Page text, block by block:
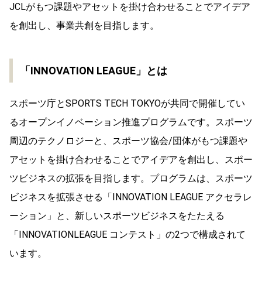
JCLがもつ課題やアセットを掛け合わせることでアイデア
を創出し、事業共創を目指します。
「INNOVATION LEAGUE」とは
スポーツ庁とSPORTS TECH TOKYOが共同で開催してい
るオープンイノベーション推進プログラムです。スポーツ
周辺のテクノロジーと、スポーツ協会/団体がもつ課題や
アセットを掛け合わせることでアイデアを創出し、スポー
ツビジネスの拡張を目指します。プログラムは、スポーツ
ビジネスを拡張させる「INNOVATION LEAGUE アクセラレ
ーション」と、新しいスポーツビジネスをたたえる
「INNOVATIONLEAGUE コンテスト」の2つで構成されて
います。